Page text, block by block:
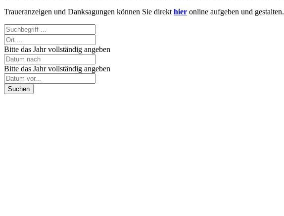
Traueranzeigen und Danksagungen können Sie direkt hier online aufgeben und gestalten.
Bitte das Jahr vollständig angeben
Bitte das Jahr vollständig angeben
Suchen